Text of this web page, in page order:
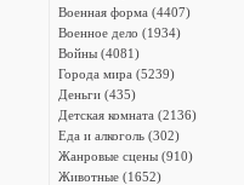
Военная форма (4407)
Военное дело (1934)
Войны (4081)
Города мира (5239)
Деньги (435)
Детская комната (2136)
Еда и алкоголь (302)
Жанровые сцены (910)
Животные (1652)